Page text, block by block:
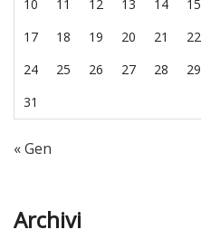
10
11 12 13 14 15
17
18 19 20 21 22
24
25 26 27 28 29
31
« Gen
Archivi